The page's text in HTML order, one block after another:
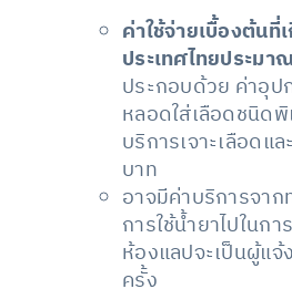
ค่าใช้จ่ายเบื้องต้นที่
ประเทศไทยประม
ประกอบด้วย ค่าอุป
หลอดใส่เลือดชนิด
บริการเจาะเลือดแ
บาท
อาจมีค่าบริการจา
การใช้น้ำยาไปในก
ห้องแลปจะเป็นผู้แจ้
ครั้ง